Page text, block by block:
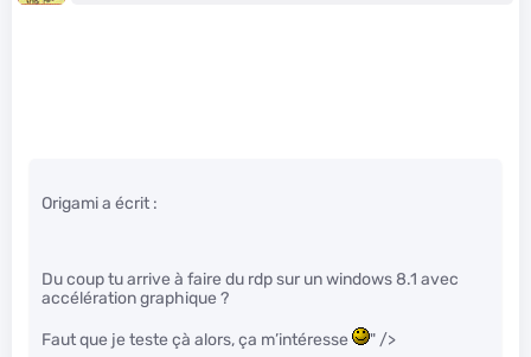
Origami a écrit :
Du coup tu arrive à faire du rdp sur un windows 8.1 avec
accélération graphique ?
Faut que je teste çà alors, ça m’intéresse " />